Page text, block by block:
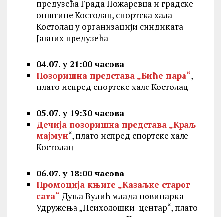
предузећа Града Пожаревца и градске
општине Костолац, спортска хала
Костолац у организацији синдиката
Јавних предузећа
04.07. у 21:00 часова
Позоришна представа „Биће пара“,
плато испред спортске хале Костолац
05.07. у 19:30 часова
Дечија позоришна представа „Краљ
мајмун“, плато испред спортске хале
Костолац
06.07. у 18:00 часова
Промоција књиге „Казаљке старог
сата“ Дуња Вулић млада новинарка
Удружења „Психолошки центар“, плато